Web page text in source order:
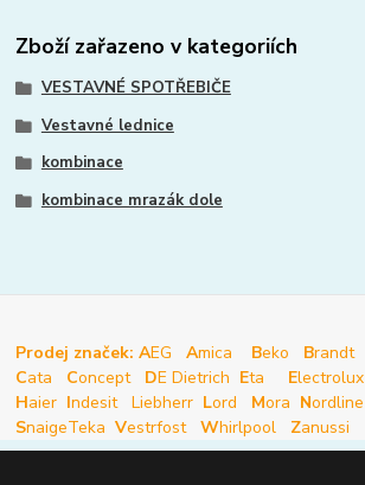
Zboží zařazeno v kategoriích
VESTAVNÉ SPOTŘEBIČE
Vestavné lednice
kombinace
kombinace mrazák dole
Prodej značek: AEG Amica Beko Brandt
Cata Concept DE Dietrich Eta Electrolux
Haier Indesit Liebherr Lord Mora Nordline
SnaigeTeka Vestrfost Whirlpool Zanussi